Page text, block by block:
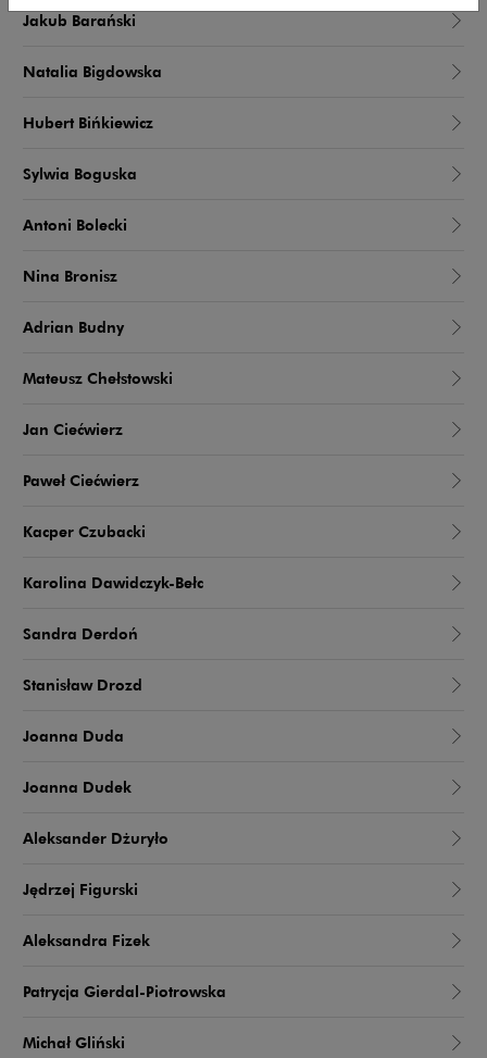
Jakub Barański
Natalia Bigdowska
Hubert Bińkiewicz
Sylwia Boguska
Antoni Bolecki
Nina Bronisz
Adrian Budny
Mateusz Chełstowski
Jan Ciećwierz
Paweł Ciećwierz
Kacper Czubacki
Karolina Dawidczyk-Bełc
Sandra Derdoń
Stanisław Drozd
Joanna Duda
Joanna Dudek
Aleksander Dżuryło
Jędrzej Figurski
Aleksandra Fizek
Patrycja Gierdal-Piotrowska
Michał Gliński